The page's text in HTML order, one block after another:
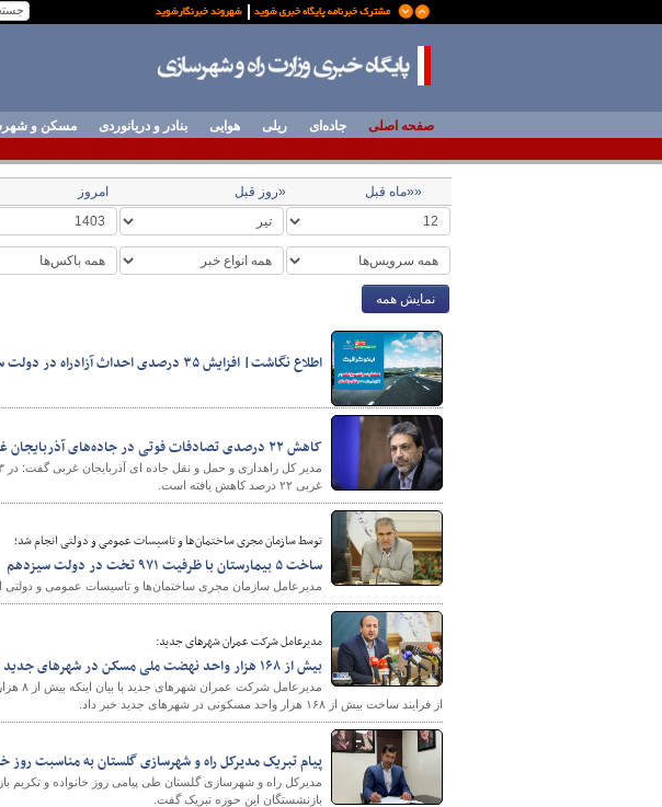
پایگاه خبری وزارت راه و
صفحه اصلی جاده‌ای ریلی هوایی بنادر و دریانوردی مسکن و
««ماه قبل «روز قبل امروز
نمایش همه
اطلاع نگاشت| افزایش ۳۵ درصدی احداث آزادراه در دولت سیزدهم
کاهش ۲۲ درصدی تصادفات فوتی در جاده‌های آذربایجان غربی طی ۳ ماهه نخست سال جاری
غربی ۲۲ درصد کاهش یافته است.
توسط سازمان مجری ساختمان‌ها و تاسیسات عمومی و دولتی انجام شد؛
ساخت ۵ بیمارستان با ظرفیت ۹۷۱ تخت در دولت سیزدهم
مدیرعامل سازمان مجری ساختمان‌ها و تاسیسات عمومی و دولتی از ساخت ۵ بیمارستان با ظرفیت ۹۷۱ تخت در دولت
مدیرعامل شرکت عمران شهرهای جدید:
بیش از ۱۶۸ هزار واحد نهضت ملی مسکن در شهرهای جدید در حال اجراست
از فرایند ساخت بیش از ۱۶۸ هزار واحد مسکونی در شهرهای جدید خبر داد.
پیام تبریک مدیرکل راه و شهرسازی گلستان به مناسبت روز
مدیرکل راه و شهرسازی گلستان طی پیامی روز خانواده و تکریم
بازنشستگان این حوزه تبریک گفت.